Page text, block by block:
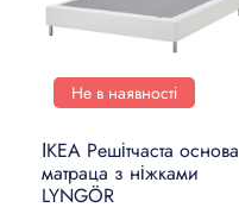
Не в наявності
ІКЕА Решітчаста основа
матраца з ніжками
LYNGÖR